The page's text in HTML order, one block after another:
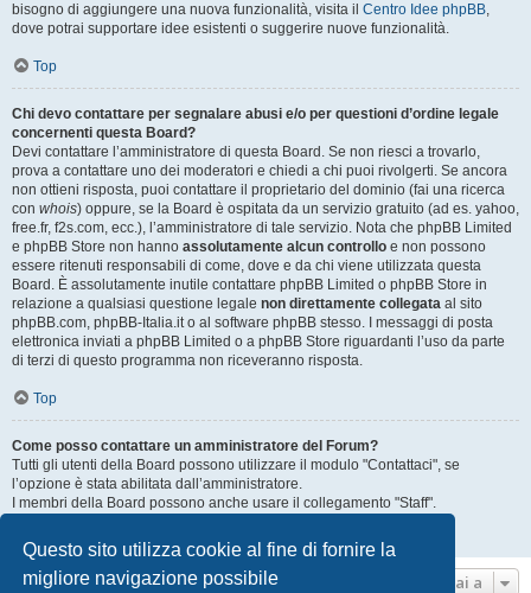
Questo sito utilizza cookie al fine di fornire la
migliore navigazione possibile
bisogno di aggiungere una nuova funzionalità, visita il Centro Idee phpBB,
dove potrai supportare idee esistenti o suggerire nuove funzionalità.
Top
Chi devo contattare per segnalare abusi e/o per questioni d’ordine legale
concernenti questa Board?
Devi contattare l’amministratore di questa Board. Se non riesci a trovarlo,
prova a contattare uno dei moderatori e chiedi a chi puoi rivolgerti. Se ancora
non ottieni risposta, puoi contattare il proprietario del dominio (fai una ricerca
con whois) oppure, se la Board è ospitata da un servizio gratuito (ad es. yahoo,
free.fr, f2s.com, ecc.), l’amministratore di tale servizio. Nota che phpBB Limited
e phpBB Store non hanno assolutamente alcun controllo e non possono
essere ritenuti responsabili di come, dove e da chi viene utilizzata questa
Board. È assolutamente inutile contattare phpBB Limited o phpBB Store in
relazione a qualsiasi questione legale non direttamente collegata al sito
phpBB.com, phpBB-Italia.it o al software phpBB stesso. I messaggi di posta
elettronica inviati a phpBB Limited o a phpBB Store riguardanti l’uso da parte
di terzi di questo programma non riceveranno risposta.
Top
Come posso contattare un amministratore del Forum?
Tutti gli utenti della Board possono utilizzare il modulo "Contattaci", se
l’opzione è stata abilitata dall’amministratore.
I membri della Board possono anche usare il collegamento "Staff".
Top
Vai a